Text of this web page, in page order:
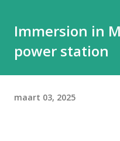
Immersion in
power station
maart 03, 2025